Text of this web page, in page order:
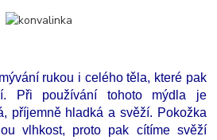
rukou i celého těla, které pak
Při používání tohoto mýdla je
příjemně hladká a svěží. Pokožka
vlhkost, proto pak cítíme svěží